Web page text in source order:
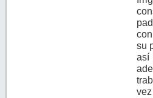
su
así